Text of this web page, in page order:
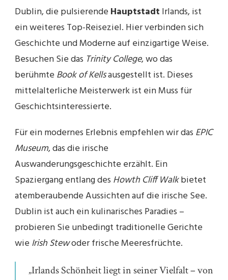
Dublin, die pulsierende Hauptstadt Irlands, ist
ein weiteres Top-Reiseziel. Hier verbinden sich
Geschichte und Moderne auf einzigartige Weise.
Besuchen Sie das Trinity College, wo das
berühmte Book of Kellsausgestellt ist. Dieses
mittelalterliche Meisterwerk ist ein Muss für
Geschichtsinteressierte.
Für ein modernes Erlebnis empfehlen wir das EPIC
Museum, das die irische
Auswanderungsgeschichte erzählt. Ein
Spaziergang entlang des Howth Cliff Walkbietet
atemberaubende Aussichten auf die irische See.
Dublin ist auch ein kulinarisches Paradies –
probieren Sie unbedingt traditionelle Gerichte
wie Irish Stewoder frische Meeresfrüchte.
„Irlands Schönheit liegt in seiner Vielfalt – von